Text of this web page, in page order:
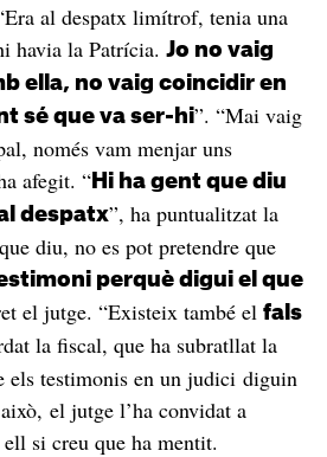
al despatx limítrof, tenia una
havia la Patrícia. Jo no vaig
ella, no vaig coincidir en
sé que va ser-hi”. “Mai vaig
només vam menjar uns
afegit. “Hi ha gent que diu
despatx”, ha puntualitzat la
diu, no es pot pretendre que
perquè digui el que
el jutge. “Existeix també el fals
la fiscal, que ha subratllat la
els testimonis en un judici diguin
el jutge l’ha convidat a
si creu que ha mentit.